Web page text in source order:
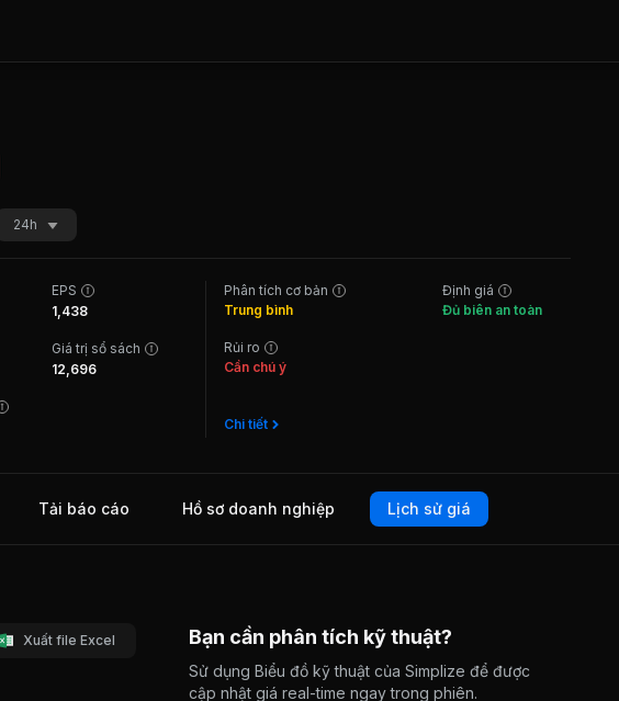
24h
EPS
1,438
Giá trị sổ sách
12,696
Phân tích cơ bản
Trung bình
Rủi ro
Cần chú ý
Chi tiết
Định giá
Đủ biên an toàn
Tải báo cáo Hồ sơ doanh nghiệp Lịch sử giá
Xuất file Excel Bạn cần phân tích kỹ thuật?
Sử dụng Biểu đồ kỹ thuật của Simplize để được
cập nhật giá real-time ngay trong phiên.